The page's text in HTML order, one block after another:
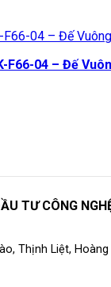
F66-04 – Đế
TƯ CÔNG
Thịnh Liệt, Hoàng